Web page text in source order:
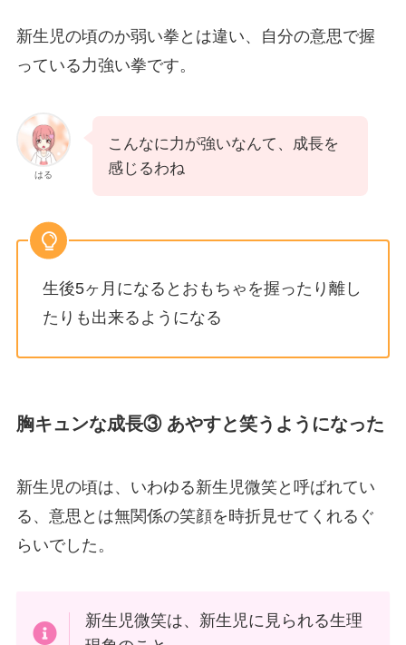
新生児の頃のか弱い拳とは違い、自分の意思で握
っている力強い拳です。
はる
こんなに力が強いなんて、成長を
感じるわね
生後5ヶ月になるとおもちゃを握ったり離し
たりも出来るようになる
胸キュンな成長③ あやすと笑うようになった
新生児の頃は、いわゆる新生児微笑と呼ばれてい
る、意思とは無関係の笑顔を時折見せてくれるぐ
らいでした。
新生児微笑は、新生児に見られる生理